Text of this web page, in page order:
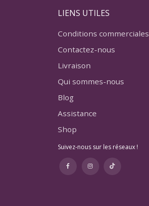
LIENS UTILES
Conditions commerciales
Contactez-nous
Livraison
Qui sommes-nous
Blog
Assistance
Shop
Suivez-nous sur les réseaux !